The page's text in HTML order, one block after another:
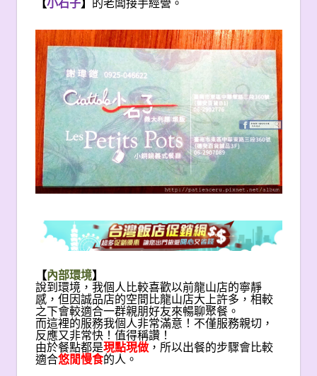
【小石子】 的老闆接手經營。
【內部環境】
說到環境，我個人比較喜歡以前龍山店的寧靜
感，但因誠品店的空間比龍山店大上許多，相較
之下會較適合一群親朋好友來暢聊聚餐。
而這裡的服務我個人非常滿意！不僅服務親切，
反應又非常快！值得稱讚！
由於餐點都是現點現做，所以出餐的步驟會比較
適合悠閒慢食的人。